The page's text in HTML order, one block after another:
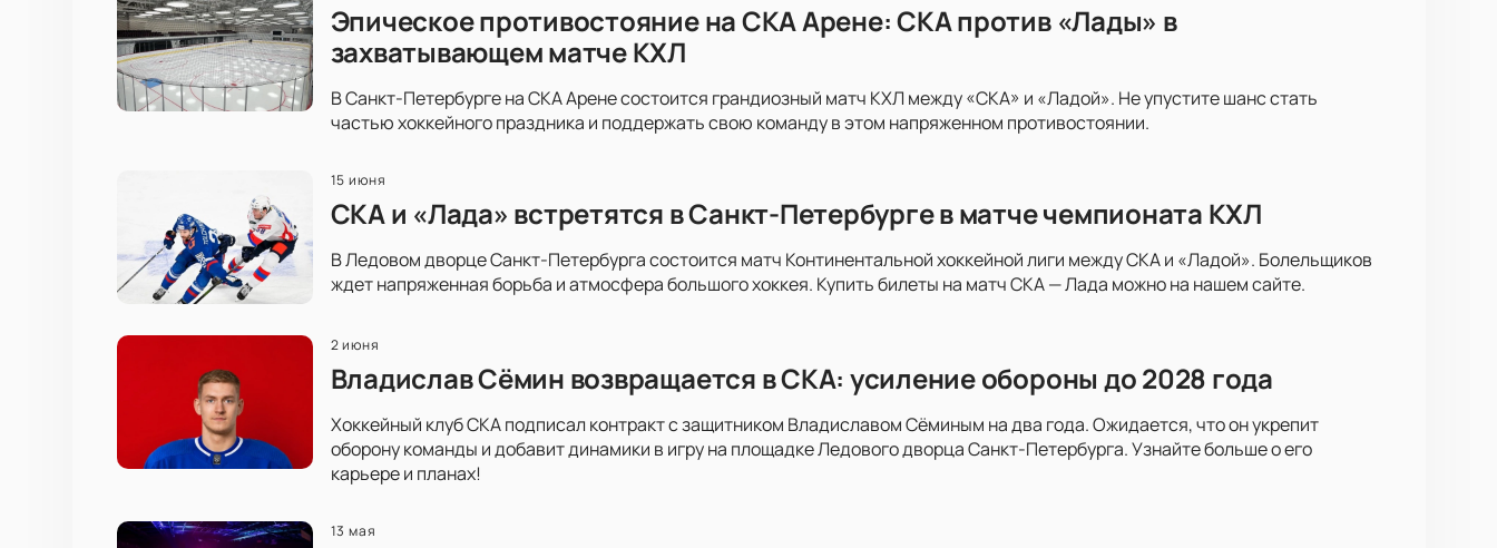
Эпическое противостояние на СКА Арене: СКА против «Лады» в
захватывающем матче КХЛ
В Санкт-Петербурге на СКА Арене состоится грандиозный матч КХЛ между «СКА» и «Ладой». Не упустите шанс стать
частью хоккейного праздника и поддержать свою команду в этом напряженном противостоянии.
15 июня
СКА и «Лада» встретятся в Санкт-Петербурге в матче чемпионата КХЛ
В Ледовом дворце Санкт-Петербурга состоится матч Континентальной хоккейной лиги между СКА и «Ладой». Болельщиков
ждет напряженная борьба и атмосфера большого хоккея. Купить билеты на матч СКА — Лада можно на нашем сайте.
2 июня
Владислав Сёмин возвращается в СКА: усиление обороны до 2028 года
Хоккейный клуб СКА подписал контракт с защитником Владиславом Сёминым на два года. Ожидается, что он укрепит
оборону команды и добавит динамики в игру на площадке Ледового дворца Санкт-Петербурга. Узнайте больше о его
карьере и планах!
13 мая